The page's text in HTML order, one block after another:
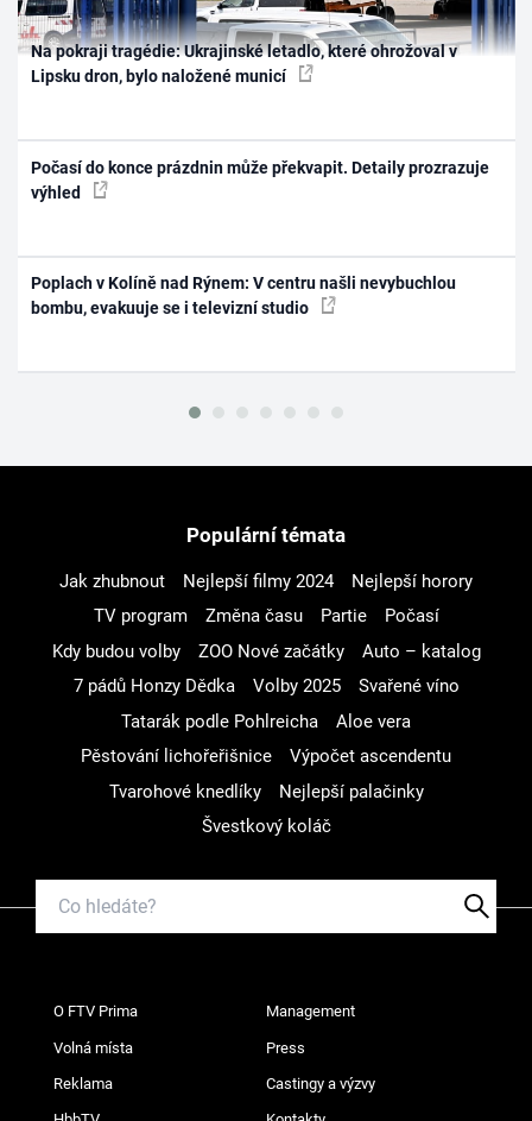
Na pokraji tragédie: Ukrajinské letadlo, které ohrožoval v
Lipsku dron, bylo naložené municí
Počasí do konce prázdnin může překvapit. Detaily prozrazuje
výhled
Poplach v Kolíně nad Rýnem: V centru našli nevybuchlou
bombu, evakuuje se i televizní studio
Populární témata
Jak zhubnout Nejlepší filmy 2024
Nejlepší horory
TV program
Změna času Partie
Počasí
Kdy budou volby
ZOO Nové začátky
Auto – katalog
7 pádů Honzy Dědka
Volby 2025
Svařené víno
Tatarák podle Pohlreicha
Aloe vera
Pěstování lichořeřišnice
Výpočet ascendentu
Tvarohové knedlíky
Nejlepší palačinky
Švestkový koláč
O FTV Prima Management
Volná místa Press
Reklama Castingy a výzvy